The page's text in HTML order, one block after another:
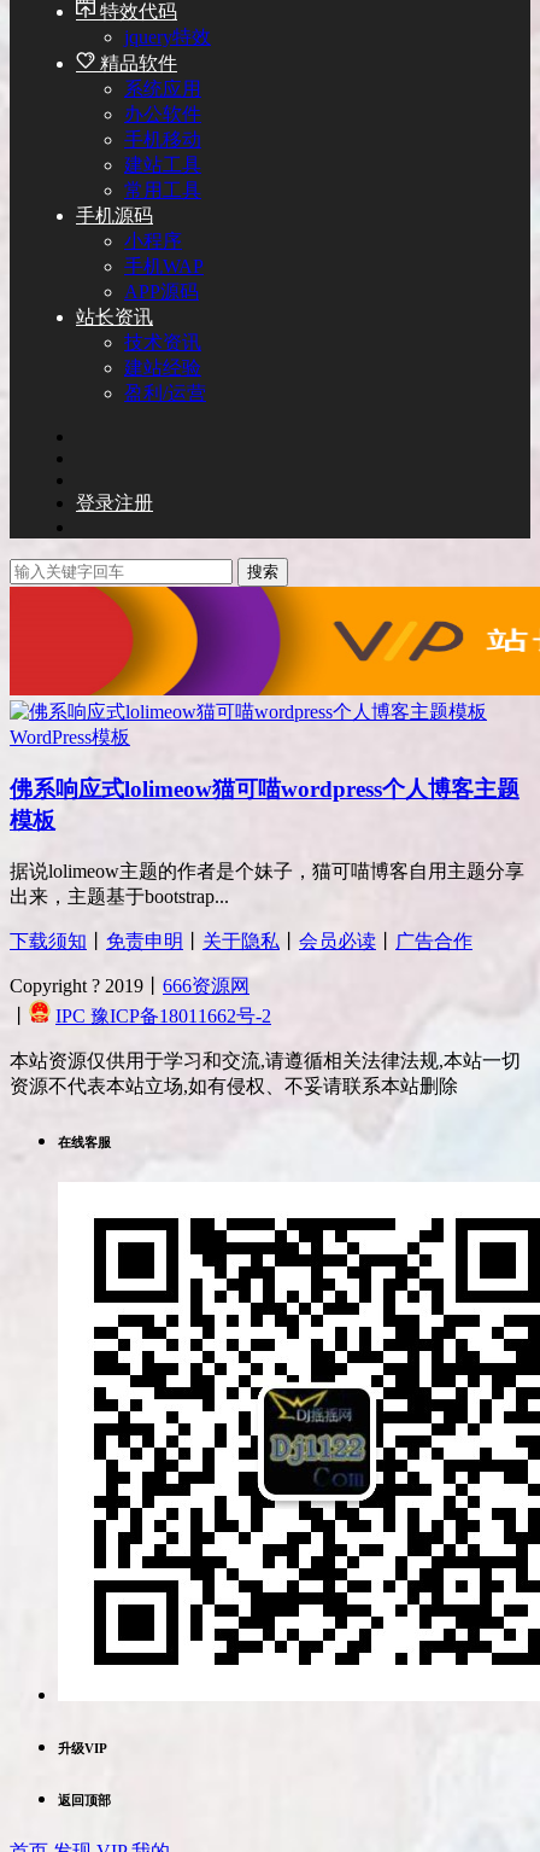
特效代码
jquery特效
精品软件
系统应用
办公软件
手机移动
建站工具
常用工具
手机源码
小程序
手机WAP
APP源码
站长资讯
技术资讯
建站经验
盈利/运营
登录注册
搜索
WordPress模板
佛系响应式lolimeow猫可喵wordpress个人博客主题
模板
据说lolimeow主题的作者是个妹子，猫可喵博客自用主题分享
出来，主题基于bootstrap...
下载须知 免责申明 关于隐私 会员必读 广告合作
Copyright ? 2019丨 666资源网
IPC 豫ICP备18011662号-2
本站资源仅供用于学习和交流,请遵循相关法律法规,本站一切
资源不代表本站立场,如有侵权、不妥请联系本站删除
在线客服
升级VIP
返回顶部